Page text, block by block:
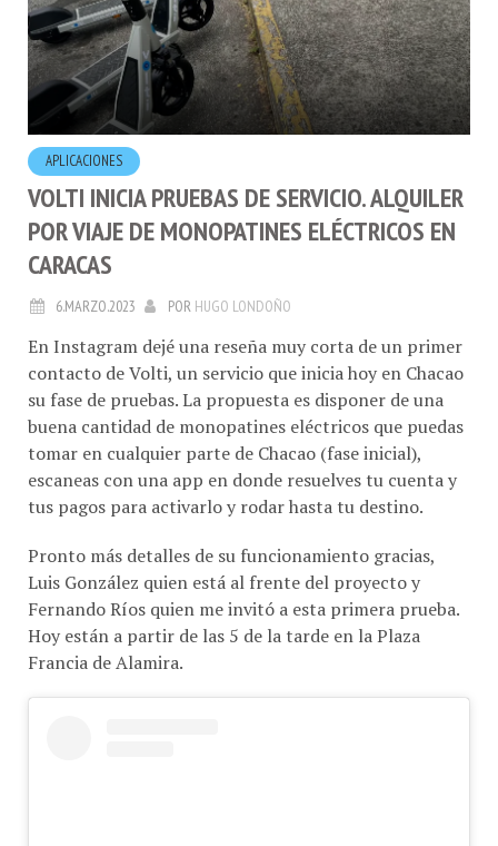
APLICACIONES
VOLTI INICIA PRUEBAS DE SERVICIO. ALQUILER
POR VIAJE DE MONOPATINES ELÉCTRICOS EN
CARACAS
6.MARZO.2023
En Instagram dejé una reseña muy corta de un primer
contacto de Volti, un servicio que inicia hoy en Chacao
su fase de pruebas. La propuesta es disponer de una
buena cantidad de monopatines eléctricos que puedas
tomar en cualquier parte de Chacao (fase inicial),
escaneas con una app en donde resuelves tu cuenta y
tus pagos para activarlo y rodar hasta tu destino.
Luis González quien está al frente del proyecto y
Fernando Ríos quien me invitó a esta primera prueba.
Hoy están a partir de las 5 de la tarde en la Plaza
Francia de Alamira.